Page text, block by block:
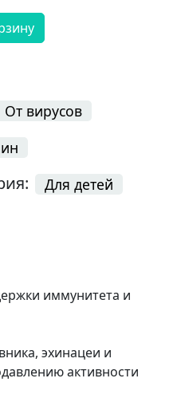
От вирусов
Для детей
иммунитета и
эхинацеи и
активности